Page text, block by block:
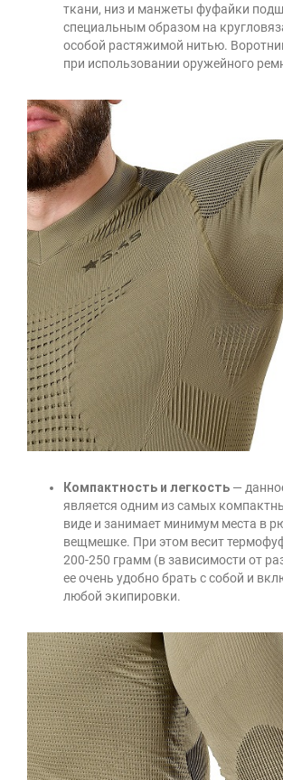
ткани, низ и манжеты фуфайки
специальным образом на
особой растяжимой нитью.
при использовании оружейного
Компактность и легкость —
является одним из самых
виде и занимает минимум места в
вещмешке. При этом весит
200-250 грамм (в зависимости от
ее очень удобно брать с собой и
любой экипировки.